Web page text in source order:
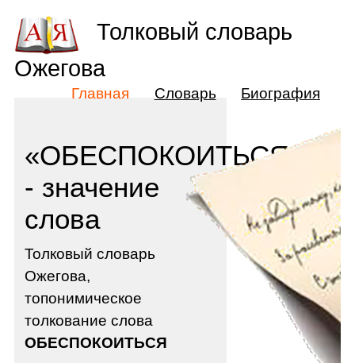
«ОБЕСПОКОИТЬСЯ»
- значение
слова
Толковый словарь
Ожегова,
топонимическое
толкование слова
ОБЕСПОКОИТЬСЯ
Толковый словарь
Ожегова
Главная Словарь Биография